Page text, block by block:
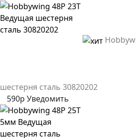
шестерня сталь 30820202
590р Уведомить